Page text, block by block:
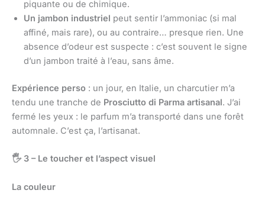
piquante ou de chimique.
Un jambon industriel peut sentir l’ammoniac (si mal
affiné, mais rare), ou au contraire… presque rien. Une
absence d’odeur est suspecte : c’est souvent le signe
d’un jambon traité à l’eau, sans âme.
Expérience perso : un jour, en Italie, un charcutier m’a
tendu une tranche de Prosciutto di Parma artisanal. J’ai
fermé les yeux : le parfum m’a transporté dans une forêt
automnale. C’est ça, l’artisanat.
🖐️3 – Le toucher et l’aspect visuel
La couleur